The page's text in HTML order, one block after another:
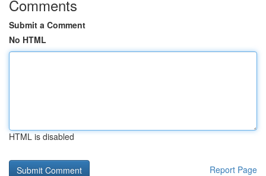
Comments
Submit a Comment
No HTML
HTML is disabled
Report Page